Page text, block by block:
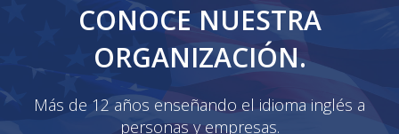
CONOCE NUESTRA
ORGANIZACIÓN.
Más de 12 años enseñando el idioma inglés a
personas y empresas.